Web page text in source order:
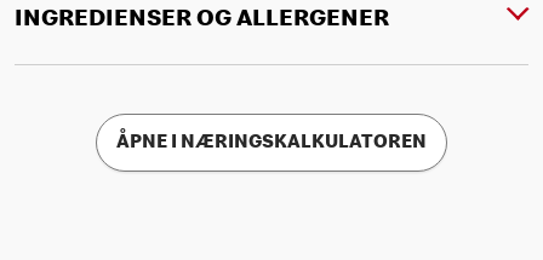
INGREDIENSER OG ALLERGENER
ÅPNE I NÆRINGSKALKULATOREN